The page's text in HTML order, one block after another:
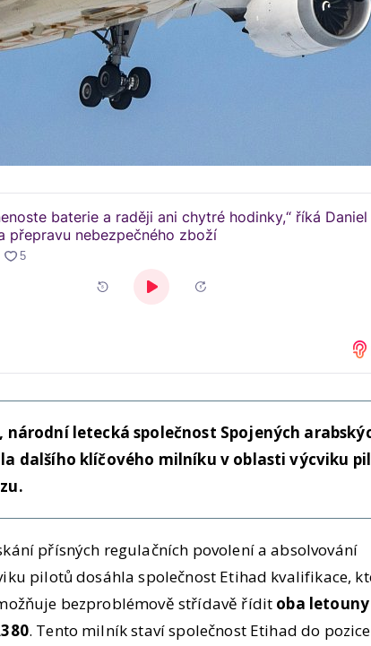
národní letecká společnost Spojených
dalšího klíčového milníku v oblasti výcviku
přísných regulačních povolení a absolvování
pilotů dosáhla společnost Etihad kvalifikace,
bezproblémově střídavě řídit oba letouny
. Tento milník staví společnost Etihad do